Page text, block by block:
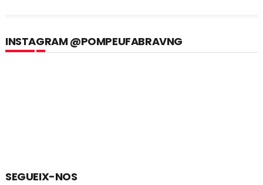
INSTAGRAM @POMPEUFABRAVNG
SEGUEIX-NOS